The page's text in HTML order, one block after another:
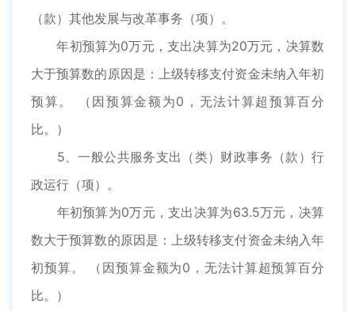
（款）其他发展与改革事务（项）。
年初预算为0万元，支出决算为20万元，决算数
大于预算数的原因是：上级转移支付资金未纳入年初
预算。 （因预算金额为0，无法计算超预算百分
比。）
5、一般公共服务支出（类）财政事务（款）行
政运行（项）。
年初预算为0万元，支出决算为63.5万元，决算
数大于预算数的原因是：上级转移支付资金未纳入年
初预算。 （因预算金额为0，无法计算超预算百分
比。）